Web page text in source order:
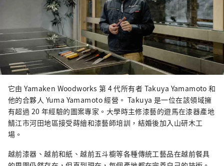
它由 Yamaken Woodworks 第 4 代所有者 Takuya Yamamoto 和
他的合夥人 Yuma Yamamoto 經營。 Takuya 是一位在該領域擁
有超過 20 年經驗的圖案專家。大學時主修漆藝的遊馬在漆器產地
鯖江市河田地區接受蒔繪和漆藝師培訓，結婚後加入山研木工
場。
越前漆器、越前和紙、越前五斗櫥等各種傳統工藝品在越前餐具